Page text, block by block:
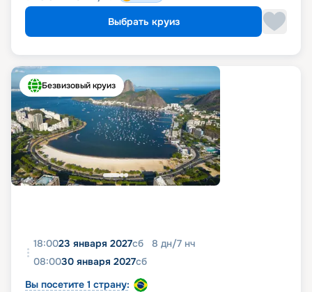
Выбрать круиз
Безвизовый круиз
18:0023 января 2027сб 8 дн/7 нч
08:0030 января 2027сб
Вы посетите 1 страну: